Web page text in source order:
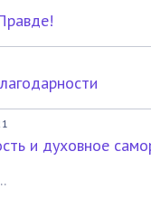
и духовное